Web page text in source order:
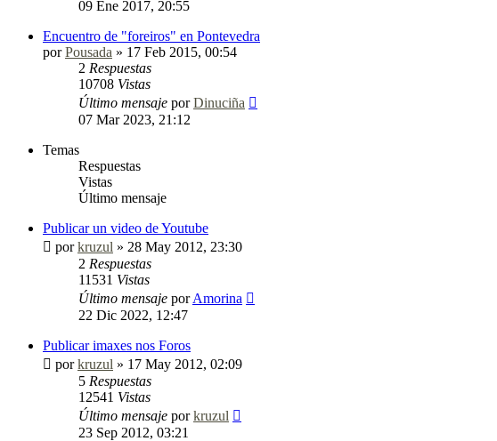
09 Ene 2017, 20:55
Encuentro de "foreiros" en Pontevedra
porPousada » 17 Feb 2015, 00:54
2 Respuestas
10708 Vistas
Último mensaje porDinuciña
07 Mar 2023, 21:12
Temas
Respuestas
Vistas
Último mensaje
Publicar un video de Youtube
porkruzul » 28 May 2012, 23:30
2 Respuestas
11531 Vistas
Último mensaje porAmorina
22 Dic 2022, 12:47
Publicar imaxes nos Foros
porkruzul » 17 May 2012, 02:09
5 Respuestas
12541 Vistas
Último mensaje porkruzul
23 Sep 2012, 03:21